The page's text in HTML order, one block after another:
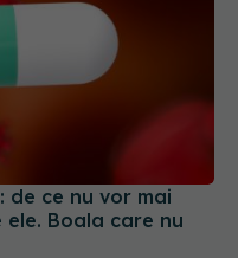
ce nu vor mai
ele. Boala care nu